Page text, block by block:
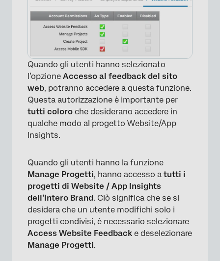
Quando gli utenti hanno selezionato
l’opzione Accesso al feedback del sito
web, potranno accedere a questa funzione.
Questa autorizzazione è importante per
tutti coloro che desiderano accedere in
qualche modo al progetto Website/App
Insights.
Quando gli utenti hanno la funzione
Manage Progetti, hanno accesso a tutti i
progetti di Website / App Insights
dell’intero Brand. Ciò significa che se si
desidera che un utente modifichi solo i
progetti condivisi, è necessario selezionare
Access Website Feedback e deselezionare
Manage Progetti.